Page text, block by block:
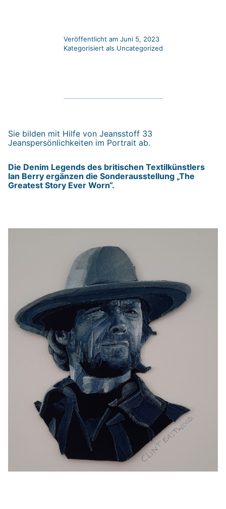
Die Denim Legends des britischen Textilkünstlers
Ian Berry ergänzen die Sonderausstellung „The
Greatest Story Ever Worn“.
Sie bilden mit Hilfe von Jeansstoff 33
Jeanspersönlichkeiten im Portrait ab.
Veröffentlicht am Juni 5, 2023
Kategorisiert als Uncategorized